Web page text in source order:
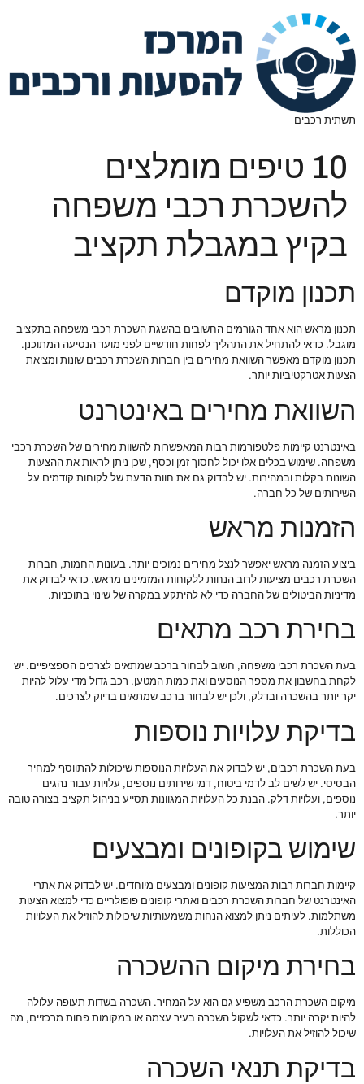
תשתית רכבים
10 טיפים מומלצים
להשכרת רכבי משפחה
בקיץ במגבלת תקציב
תכנון מוקדם
תכנון מראש הוא אחד הגורמים החשובים בהשגת השכרת רכבי משפחה בתקציב
מוגבל. כדאי להתחיל את התהליך לפחות חודשיים לפני מועד הנסיעה המתוכנן.
תכנון מוקדם מאפשר השוואת מחירים בין חברות השכרת רכבים שונות ומציאת
הצעות אטרקטיביות יותר.
השוואת מחירים באינטרנט
באינטרנט קיימות פלטפורמות רבות המאפשרות להשוות מחירים של השכרת רכבי
משפחה. שימוש בכלים אלו יכול לחסוך זמן וכסף, שכן ניתן לראות את ההצעות
השונות בקלות ובמהירות. יש לבדוק גם את חוות הדעת של לקוחות קודמים על
השירותים של כל חברה.
הזמנות מראש
ביצוע הזמנה מראש יאפשר לנצל מחירים נמוכים יותר. בעונות החמות, חברות
השכרת רכבים מציעות לרוב הנחות ללקוחות המזמינים מראש. כדאי לבדוק את
מדיניות הביטולים של החברה כדי לא להיתקע במקרה של שינוי בתוכניות.
בחירת רכב מתאים
בעת השכרת רכבי משפחה, חשוב לבחור ברכב שמתאים לצרכים הספציפיים. יש
לקחת בחשבון את מספר הנוסעים ואת כמות המטען. רכב גדול מדי עלול להיות
יקר יותר בהשכרה ובדלק, ולכן יש לבחור ברכב שמתאים בדיוק לצרכים.
בדיקת עלויות נוספות
בעת השכרת רכבים, יש לבדוק את העלויות הנוספות שיכולות להתווסף למחיר
הבסיסי. יש לשים לב לדמי ביטוח, דמי שירותים נוספים, עלויות עבור נהגים
נוספים, ועלויות דלק. הבנת כל העלויות המגוונות תסייע בניהול תקציב בצורה טובה
יותר.
שימוש בקופונים ומבצעים
קיימות חברות רבות המציעות קופונים ומבצעים מיוחדים. יש לבדוק את אתרי
האינטרנט של חברות השכרת רכבים ואתרי קופונים פופולריים כדי למצוא הצעות
משתלמות. לעיתים ניתן למצוא הנחות משמעותיות שיכולות להוזיל את העלויות
הכוללות.
בחירת מיקום ההשכרה
מיקום השכרת הרכב משפיע גם הוא על המחיר. השכרה בשדות תעופה עלולה
להיות יקרה יותר. כדאי לשקול השכרה בעיר עצמה או במקומות פחות מרכזיים, מה
שיכול להוזיל את העלויות.
בדיקת תנאי השכרה